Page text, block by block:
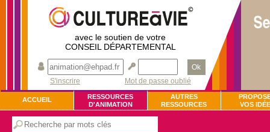
avec le soutien de votre
CONSEIL DÉPARTEMENTAL
Ok
S'inscrire
Mot de passe oublié
ACCUEIL
RESSOURCES
D'ANIMATION
AUTRES
RESSOURCES
VOS